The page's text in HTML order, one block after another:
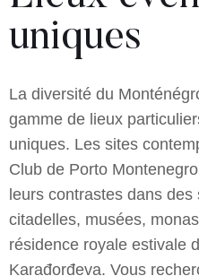
uniques
La diversité du
gamme de lieux
uniques. Les sites
Club de Porto
leurs contrastes dans
citadelles, musées,
résidence royale estivale
Karađorđeva. Vous